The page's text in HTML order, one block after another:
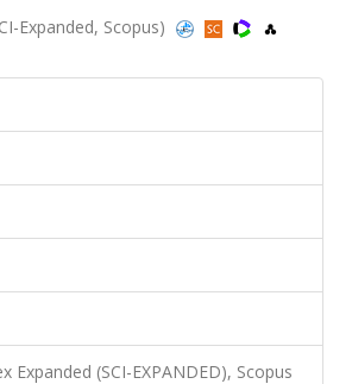
Expanded, Scopus)
Expanded (SCI-EXPANDED), Scopus